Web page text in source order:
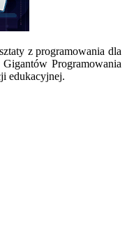
z programowania dla
Programowania
edukacyjnej.